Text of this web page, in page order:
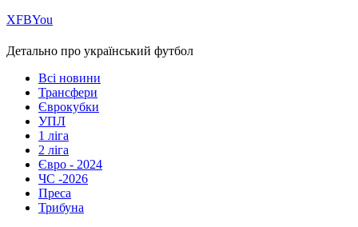
ХFBYou
Детально про український футбол
Всі новини
Трансфери
Єврокубки
УПЛ
1 ліга
2 ліга
Євро - 2024
ЧС -2026
Преса
Трибуна